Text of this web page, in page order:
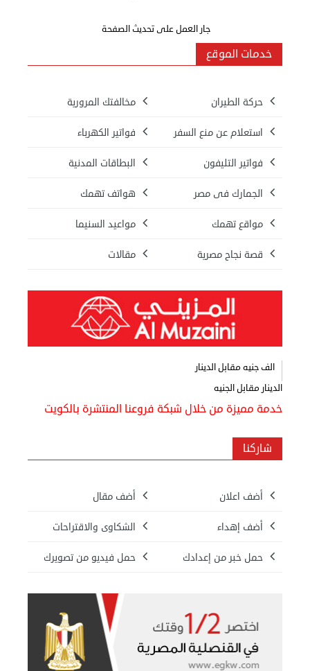
للمصريين
المعاملات
القنصلية
البعثة
الدبلوماسية
مجلس
الجالية
المصريون
الكويت
مصريون
جار العمل على تحديث الصفحة
خدمات الموقع
حركة الطيران مخالفتك المرورية
استعلام عن منع السفر فواتير الكهرباء
فواتير التليفون البطاقات المدنية
الجمارك فى مصر هواتف تهمك
مواقع تهمك مواعيد السنيما
قصة نجاح مصرية مقالات
الف جنيه مقابل الدينار
الدينار مقابل الجنيه
خدمة مميزة من خلال شبكة فروعنا المنتشرة بالكويت
شاركنا
أضف اعلان أضف مقال
أضف إهداء الشكاوى والاقتراحات
حمل خبر من إعدادك حمل فيديو من تصويرك